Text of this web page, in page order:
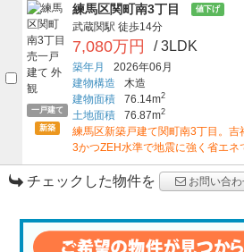
一戸建て
新築
練馬区関町南3丁目 値下げ
武蔵関駅 徒歩14分
7,080万円 / 3LDK
築年月
2026年06月
建物構造
木造
建物面積
76.14m2
土地面積 76.87m2
練馬区新築戸建て関町南3丁目。吉
3かつZEH水準で地震に強く省エネ
チェックした物件を お問い合わ